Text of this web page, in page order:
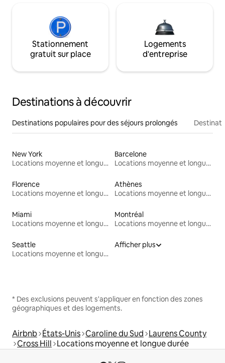
Stationnement
gratuit sur place
Logements
d'entreprise
Destinations à découvrir
Destinations populaires pour des séjours prolongés
New York
Locations moyenne et longue durée
Barcelone
Locations moyenne et longue durée
Florence
Locations moyenne et longue durée
Athènes
Locations moyenne et longue durée
Miami
Locations moyenne et longue durée
Montréal
Locations moyenne et longue durée
Seattle
Locations moyenne et longue durée
Afficher plus
* Des exclusions peuvent s'appliquer en fonction des zones
géographiques et des logements.
Airbnb États-Unis Caroline du Sud Laurens County
Cross Hill Locations moyenne et longue durée